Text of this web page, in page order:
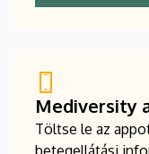
Mediversity
Töltse le az